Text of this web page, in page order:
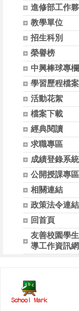
進修部工作
教學單位
招生科別
榮譽榜
中興棒球專欄
學習歷程檔案
活動花絮
檔案下載
經典閱讀
求職專區
成績登錄系統
公開授課專區
相關連結
政策法令連結
回首頁
友善校園學
導工作資訊網